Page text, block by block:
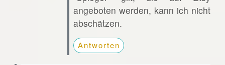
angeboten werden, kann ich nicht
abschätzen.
Antworten